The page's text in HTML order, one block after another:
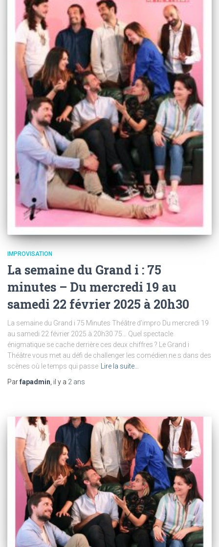
IMPROVISATION
La semaine du Grand i : 75
minutes – Du mercredi 19 au
samedi 22 février 2025 à 20h30
La semaine du Grand i 75 Minutes Théâtre d’impro Du mercredi 19
au samedi 22 février 2025 à 20h30 75… Quel spectacle
énigmatique se cache derrière ces deux chiffres ? Le Grand i
Théâtre vous met au défi de challenger les comédien.ne.s dans des
scènes où le temps qui passe
Lire la suite…
Parfapadmin , il y a 2 ans